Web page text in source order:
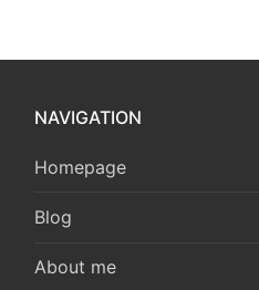
NAVIGATION
Homepage
Blog
About me